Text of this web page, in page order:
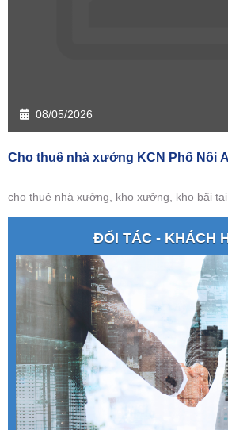
08/05/2026
Cho thuê nhà xưởng KCN Phố Nối
cho thuê nhà xưởng, kho xưởng, kho bãi
ĐỐI TÁC - KHÁCH